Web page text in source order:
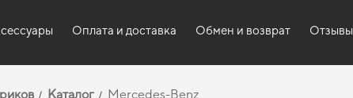
Оплата и доставка Обмен и возврат Отзывы
Каталог Mercedes-Benz